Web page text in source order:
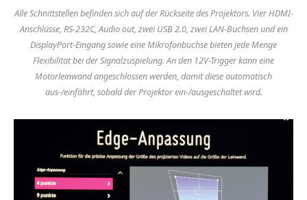
Alle Schnittstellen befinden sich auf der Rückseite des Projektors. Vier HDMI-
Anschlüsse, RS-232C, Audio out, zwei USB 2.0, zwei LAN-Buchsen und ein
DisplayPort-Eingang sowie eine Mikrofonbuchse bieten jede Menge
Flexibilität bei der Signalzuspielung. An den 12V-Trigger kann eine
Motorleinwand angeschlossen werden, damit diese automatisch
aus-/einfährt, sobald der Projektor ein-/ausgeschaltet wird.